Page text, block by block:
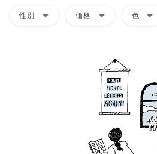
性別 arrow_drop_down 価格 arrow_drop_down 色 arrow_drop_down